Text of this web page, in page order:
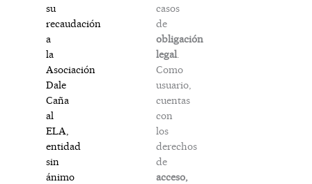
su
recaudación
a
la
Asociación
Dale
Caña
al
ELA,
entidad
sin
ánimo
casos
de
obligación
legal.
Como
usuario,
cuentas
con
los
derechos
de
acceso,